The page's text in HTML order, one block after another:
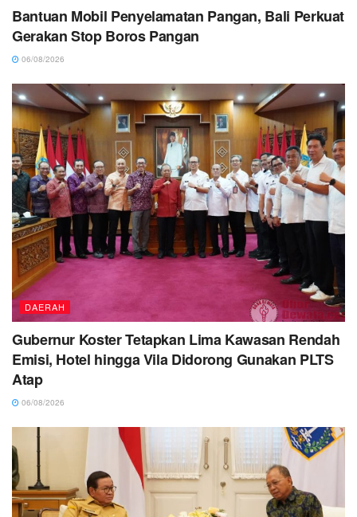
Bantuan Mobil Penyelamatan Pangan, Bali Perkuat
Gerakan Stop Boros Pangan
06/08/2026
DAERAH
Gubernur Koster Tetapkan Lima Kawasan Rendah
Emisi, Hotel hingga Vila Didorong Gunakan PLTS
Atap
06/08/2026